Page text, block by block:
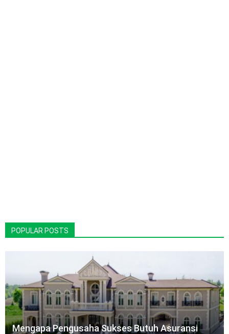
POPULAR POSTS
Mengapa Pengusaha Sukses Butuh Asuransi